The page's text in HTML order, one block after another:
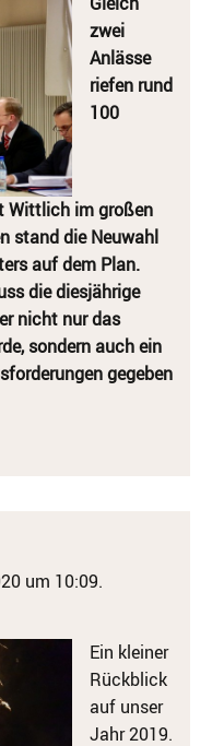
zwei
Anlässe
riefen rund
100
Wittlich im großen
stand die Neuwahl
auf dem Plan.
die diesjährige
nicht nur das
sondern auch ein
gegeben
um 10:09.
Ein kleiner
Rückblick
auf unser
Jahr 2019.